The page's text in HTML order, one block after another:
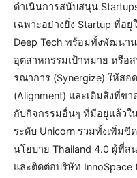
ดำเนินการสนับสนุน
เฉพาะอย่างยิ่ง Startup ที่อ
Deep Tech พร้อมทั้งพัฒนา
อุตสาหกรรมเป้าหมาย หรือ
รณาการ (Synergize) ให้สอ
(Alignment) และเติมสิ่งที่ข
กับกิจกรรมอื่นๆ ที่มีอยู่แล้วใ
ระดับ Unicorn รวมทั้งเพิ่ม
นโยบาย Thailand 4.0 ผู้ที่ส
และติดต่อบริษัท InnoSpace